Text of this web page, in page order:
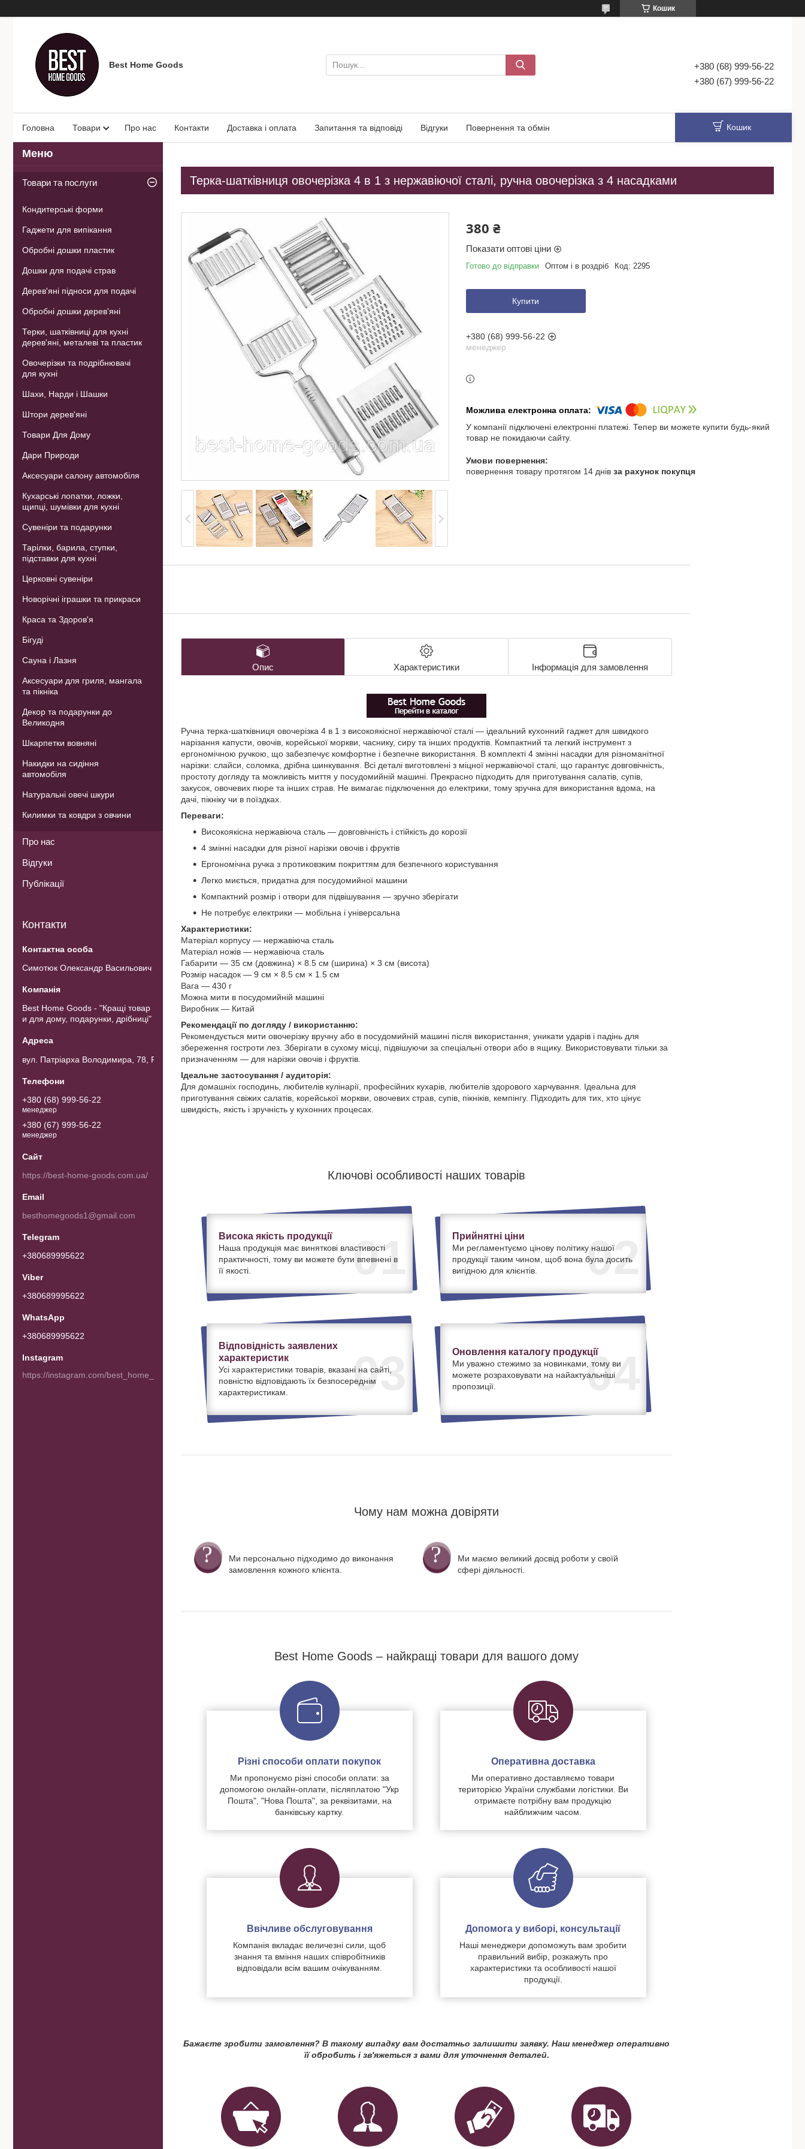
Кошик
Best Home Goods
+380 (68) 999-56-22
+380 (67) 999-56-22
Головна Товари Про нас Контакти Доставка і оплата Запитання та відповіді Відгуки Повернення та обмін Кошик
Терка-шатківниця овочерізка 4 в 1 з нержавіючої сталі, ручна овочерізка з 4 насадками
380 ₴
Показати оптові ціни
Готово до відправки Оптом і в роздріб Код: 2295
Купити
+380 (68) 999-56-22
менеджер
У компанії підключені електронні платежі. Тепер ви можете купити будь-який
товар не покидаючи сайту.
повернення товару протягом 14 днів за рахунок покупця
Опис Характеристики Інформація для замовлення
Ручна терка-шатківниця овочерізка 4 в 1 з високоякісної нержавіючої сталі — ідеальний кухонний гаджет для швидкого
нарізання капусти, овочів, корейської моркви, часнику, сиру та інших продуктів. Компактний та легкий інструмент з
ергономічною ручкою, що забезпечує комфортне і безпечне використання. В комплекті 4 змінні насадки для різноманітної
нарізки: слайси, соломка, дрібна шинкування. Всі деталі виготовлені з міцної нержавіючої сталі, що гарантує довговічність,
простоту догляду та можливість миття у посудомийній машині. Прекрасно підходить для приготування салатів, супів,
закусок, овочевих пюре та інших страв. Не вимагає підключення до електрики, тому зручна для використання вдома, на
дачі, пікніку чи в поїздках.
Переваги:
Високоякісна нержавіюча сталь — довговічність і стійкість до корозії
4 змінні насадки для різної нарізки овочів і фруктів
Ергономічна ручка з протиковзким покриттям для безпечного користування
Легко миється, придатна для посудомийної машини
Компактний розмір і отвори для підвішування — зручно зберігати
Не потребує електрики — мобільна і універсальна
Характеристики:
Матеріал корпусу — нержавіюча сталь
Матеріал ножів — нержавіюча сталь
Габарити — 35 см (довжина) × 8.5 см (ширина) × 3 см (висота)
Розмір насадок — 9 см × 8.5 см × 1.5 см
Вага — 430 г
Можна мити в посудомийній машині
Виробник — Китай
Рекомендації по догляду / використанню:
Рекомендується мити овочерізку вручну або в посудомийній машині після використання, уникати ударів і падінь для
збереження гостроти лез. Зберігати в сухому місці, підвішуючи за спеціальні отвори або в ящику. Використовувати тільки за
призначенням — для нарізки овочів і фруктів.
Ідеальне застосування / аудиторія:
Для домашніх господинь, любителів кулінарії, професійних кухарів, любителів здорового харчування. Ідеальна для
приготування свіжих салатів, корейської моркви, овочевих страв, супів, пікніків, кемпінгу. Підходить для тих, хто цінує
швидкість, якість і зручність у кухонних процесах.
Ключові особливості наших товарів
01
Висока якість продукції
Наша продукція має виняткові властивості
практичності, тому ви можете бути впевнені в
її якості.
02
Прийнятні ціни
Ми регламентуємо цінову політику нашої
продукції таким чином, щоб вона була досить
вигідною для клієнтів.
03
Відповідність заявлених
характеристик
Усі характеристики товарів, вказані на сайті,
повністю відповідають їх безпосереднім
характеристикам.
04
Оновлення каталогу продукції
Ми уважно стежимо за новинками, тому ви
можете розраховувати на найактуальніші
пропозиції.
Чому нам можна довіряти
Ми персонально підходимо до виконання
замовлення кожного клієнта.
Ми маємо великий досвід роботи у своїй
сфері діяльності.
Best Home Goods – найкращі товари для вашого дому
Різні способи оплати покупок
Ми пропонуємо різні способи оплати: за
допомогою онлайн-оплати, післяплатою "Укр
Пошта", "Нова Пошта", за реквізитами, на
банківську картку.
Оперативна доставка
Ми оперативно доставляємо товари
територією України службами логістики. Ви
отримаєте потрібну вам продукцію
найближчим часом.
Ввічливе обслуговування
Компанія вкладає величезні сили, щоб
знання та вміння наших співробітників
відповідали всім вашим очікуванням.
Допомога у виборі, консультації
Наші менеджери допоможуть вам зробити
правильний вибір, розкажуть про
характеристики та особливості нашої
продукції.
Бажаєте зробити замовлення? В такому випадку вам достатньо залишити заявку. Наш менеджер оперативно
її обробить і зв'яжеться з вами для уточнення деталей.
Товари та послуги
Кондитерські форми
Гаджети для випікання
Обробні дошки пластик
Дошки для подачі страв
Дерев'яні підноси для подачі
Обробні дошки дерев'яні
Терки, шатківниці для кухні
дерев'яні, металеві та пластик
Овочерізки та подрібнювачі
для кухні
Шахи, Нарди і Шашки
Штори дерев'яні
Товари Для Дому
Дари Природи
Аксесуари салону автомобіля
Кухарські лопатки, ложки,
щипці, шумівки для кухні
Сувеніри та подарунки
Тарілки, барила, ступки,
підставки для кухні
Церковні сувеніри
Новорічні іграшки та прикраси
Краса та Здоров'я
Бігуді
Сауна і Лазня
Аксесуари для гриля, мангала
та пікніка
Декор та подарунки до
Великодня
Шкарпетки вовняні
Накидки на сидіння
автомобіля
Натуральні овечі шкури
Килимки та ковдри з овчини
Про нас
Відгуки
Публікації
Контакти
Симотюк Олександр Васильович
Best Home Goods - "Кращі товар
и для дому, подарунки, дрібниці"
вул. Патріарха Володимира, 78, Рожнов, Україна
+380 (68) 999-56-22
менеджер
+380 (67) 999-56-22
менеджер
https://best-home-goods.com.ua/
besthomegoods1@gmail.com
+380689995622
+380689995622
+380689995622
Instagram
https://instagram.com/best_home_goods